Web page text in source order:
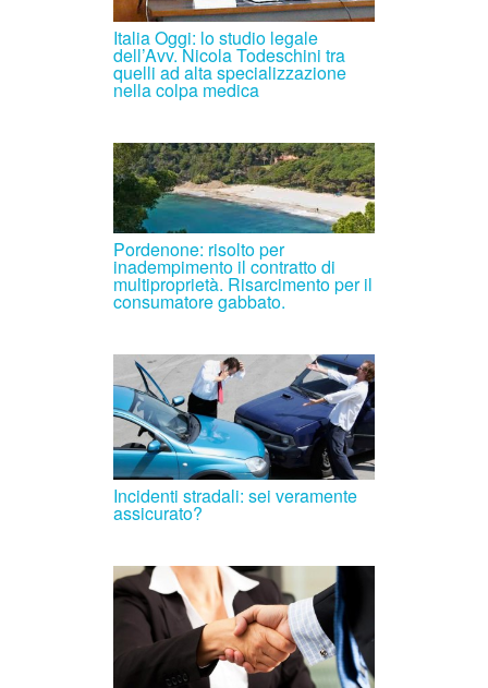
Italia Oggi: lo studio legale
dell’Avv. Nicola Todeschini tra
quelli ad alta specializzazione
nella colpa medica
Pordenone: risolto per
inadempimento il contratto di
multiproprietà. Risarcimento per il
consumatore gabbato.
Incidenti stradali: sei veramente
assicurato?